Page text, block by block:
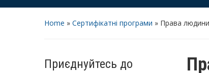
Home » Сертифікатні програми » Права людини
Приєднуйтесь до